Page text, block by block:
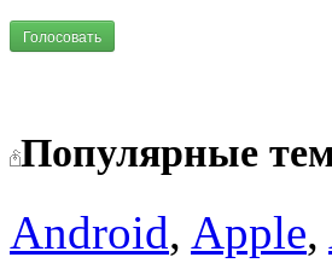
Голосовать
Популярные
Android, Apple,